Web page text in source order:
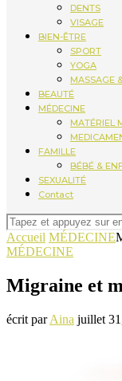
DENTS
VISAGE
BIEN-ÊTRE
SPORT
YOGA
MASSAGE
BEAUTÉ
MÉDECINE
MATÉRIEL
FAMILLE
BÉBÉ &
SEXUALITÉ
Contact
Accueil MÉDECINE
MÉDECINE
Migraine et
écrit parAina juillet